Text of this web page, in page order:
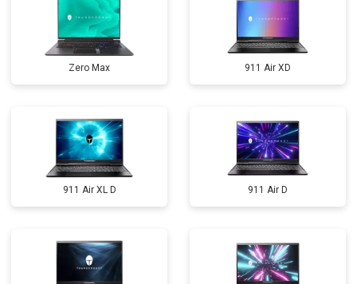
Zero Max 911 Air XD
911 Air XL D 911 Air D